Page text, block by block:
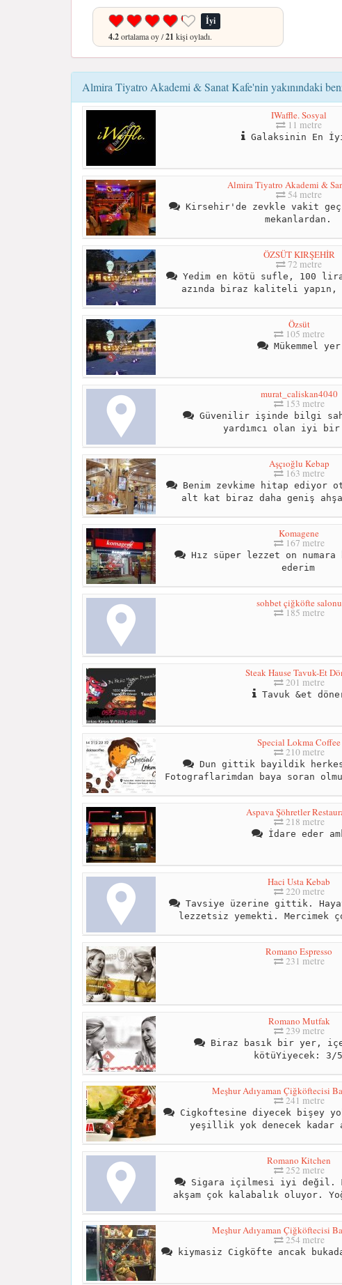
İyi
4.2ortalama oy /21 kişi oyladı.
Almira Tiyatro Akademi & Sanat Kafe'nin yakınındaki
IWaffle. Sosyal
11 metre
Galaksinin En
Almira Tiyatro Akademi &
54 metre
Kirsehir'de zevkle vakit
mekanlardan.
ÖZSÜT KIRŞEHİR
72 metre
Yedim en kötü sufle, 100
azında biraz kaliteli yapın,
Özsüt
105 metre
Mükemmel yer
murat_caliskan4040
153 metre
Güvenilir işinde bilgi
yardımcı olan iyi
Aşçıoğlu Kebap
163 metre
Benim zevkime hitap ediyor
alt kat biraz daha geniş
Komagene
167 metre
Hız süper lezzet on
ederim
sohbet çiğköfte salonu
185 metre
Steak Hause Tavuk-Et
201 metre
Tavuk &et
Special Lokma Coffee
210 metre
Dun gittik bayildik
Fotograflarimdan baya soran
Aspava Şöhretler
218 metre
İdare eder
Haci Usta Kebab
220 metre
Tavsiye üzerine gittik.
lezzetsiz yemekti. Mercimek
Romano Espresso
231 metre
Romano Mutfak
239 metre
Biraz basık bir yer,
kötüYiyecek: 3/5
Meşhur Adıyaman Çiğköftecisi
241 metre
Cigkoftesine diyecek bişey
yeşillik yok denecek kadar
Romano Kitchen
252 metre
Sigara içilmesi iyi değil.
akşam çok kalabalık oluyor.
Meşhur Adıyaman Çiğköftecisi
254 metre
kiymasiz Cigköfte ancak